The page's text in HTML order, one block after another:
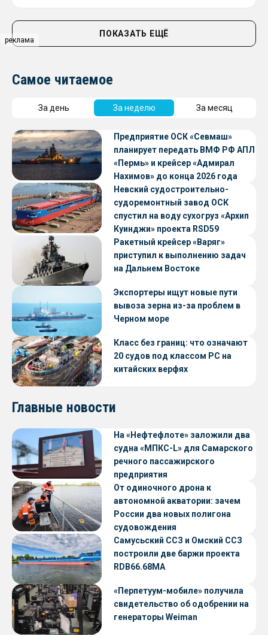
реклама
ПОКАЗАТЬ ЕЩЁ
Самое читаемое
За день За неделю За месяц
Предприятие ОСК «Севмаш»
планирует передать ВМФ РФ АПЛ
«Пермь» и крейсер «Адмирал
Нахимов» до конца 2026 года
Невский судостроительно-
судоремонтный завод ОСК
спустил на воду сухогруз «Архип
Куинджи» проекта RSD59
Ракетный крейсер «Варяг»
приступил к выполнению задач
на Дальнем Востоке
Экспортеры ищут новые пути
вывоза зерна из-за проблем в
Черном море
Класс без границ: что означают
20 судов под классом РС на
китайских верфях
Главные новости
На «Нефтефлоте» заложили два
судна «МПКС-L» для Самарского
речного пассажирского
предприятия
От одиночного дрона к
автономной акватории: зачем
России два новых полигона
судовождения
Самусьский ССЗ и Омский ССЗ
построили две баржи проекта
RDB66.68МА
«Перпетуум-мобиле» получила
свидетельство об одобрении на
генераторы Weiman